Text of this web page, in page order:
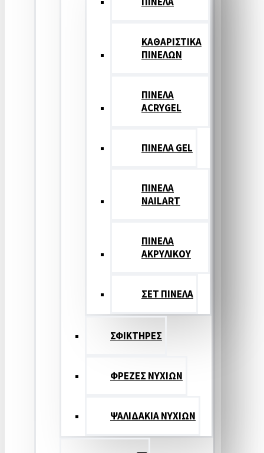
ΚΑΘΑΡΙΣΤΙΚΑ
ΠΙΝΕΛΩΝ
ΠΙΝΕΛΑ
ACRYGEL
ΠΙΝΕΛΑ GEL
ΠΙΝΕΛΑ
NAILART
ΠΙΝΕΛΑ
ΑΚΡΥΛΙΚΟΥ
ΣΕΤ ΠΙΝΕΛA
ΣΦΙΚΤΗΡΕΣ
ΦΡΕΖΕΣ ΝΥΧΙΩΝ
ΨΑΛΙΔΑΚΙΑ ΝΥΧΙΩΝ